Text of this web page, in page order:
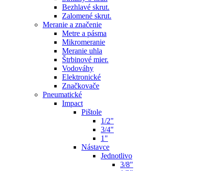
Bezhlavé skrut.
Zalomené skrut.
Meranie a značenie
Metre a pásma
Mikromeranie
Meranie uhla
Štrbinové mier.
Vodováhy
Elektronické
Značkovače
Pneumatické
Impact
Pištole
1/2"
3/4"
1"
Nástavce
Jednotlivo
3/8"